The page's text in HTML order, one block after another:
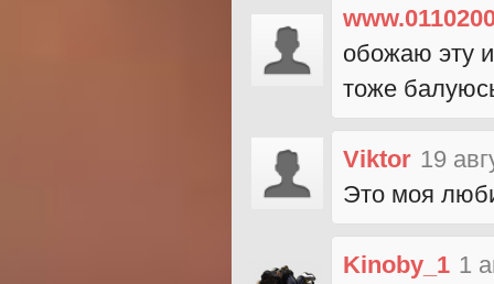
обожаю эту
тоже
Viktor 19
Это моя
Kinoby_1 1